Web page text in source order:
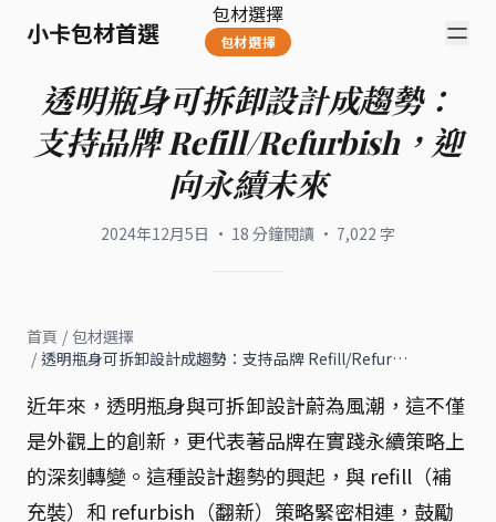
小卡包材首選
包材選擇
包材選擇
透明瓶身可拆卸設計成趨勢：
支持品牌 Refill/Refurbish，迎
向永續未來
2024年12月5日 · 18 分鐘閱讀 · 7,022 字
首頁 / 包材選擇
/ 透明瓶身可拆卸設計成趨勢：支持品牌 Refill/Refur…
近年來，透明瓶身與可拆卸設計蔚為風潮，這不僅
是外觀上的創新，更代表著品牌在實踐永續策略上
的深刻轉變。這種設計趨勢的興起，與 refill（補
充裝）和 refurbish（翻新）策略緊密相連，鼓勵